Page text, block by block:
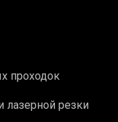
проходок
лазерной резки